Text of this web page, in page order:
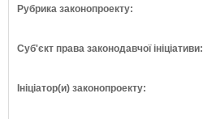
Рубрика законопроекту:
Суб'єкт права законодавчої ініціативи:
Ініціатор(и) законопроекту: